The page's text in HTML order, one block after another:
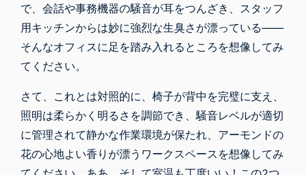
で、会話や事務機器の騒音が耳をつんざき、スタッフ
用キッチンからは妙に強烈な生臭さが漂っている――
そんなオフィスに足を踏み入れるところを想像してみ
てください。
さて、これとは対照的に、椅子が背中を完璧に支え、
照明は柔らかく明るさを調節でき、騒音レベルが適切
に管理されて静かな作業環境が保たれ、アーモンドの
花の心地よい香りが漂うワークスペースを想像してみ